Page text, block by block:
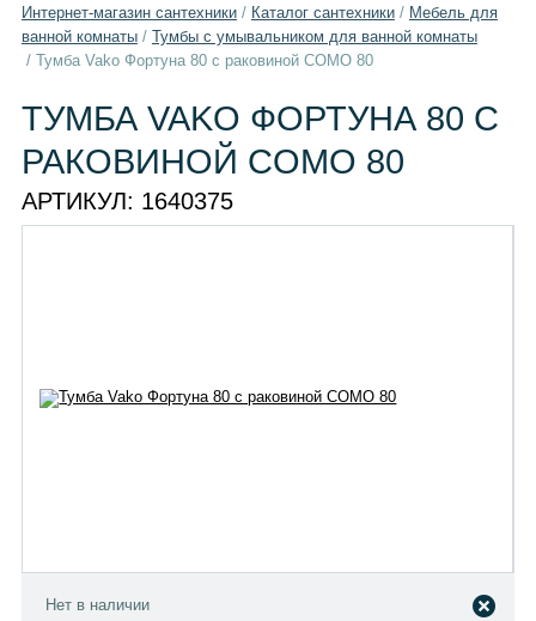
Интернет-магазин сантехники/ Каталог сантехники/ Мебель для
ванной комнаты/ Тумбы с умывальником для ванной комнаты
/ Тумба Vako Фортуна 80 с раковиной COMO 80
ТУМБА VAKO ФОРТУНА 80 С
РАКОВИНОЙ COMO 80
АРТИКУЛ: 1640375
Нет в наличии